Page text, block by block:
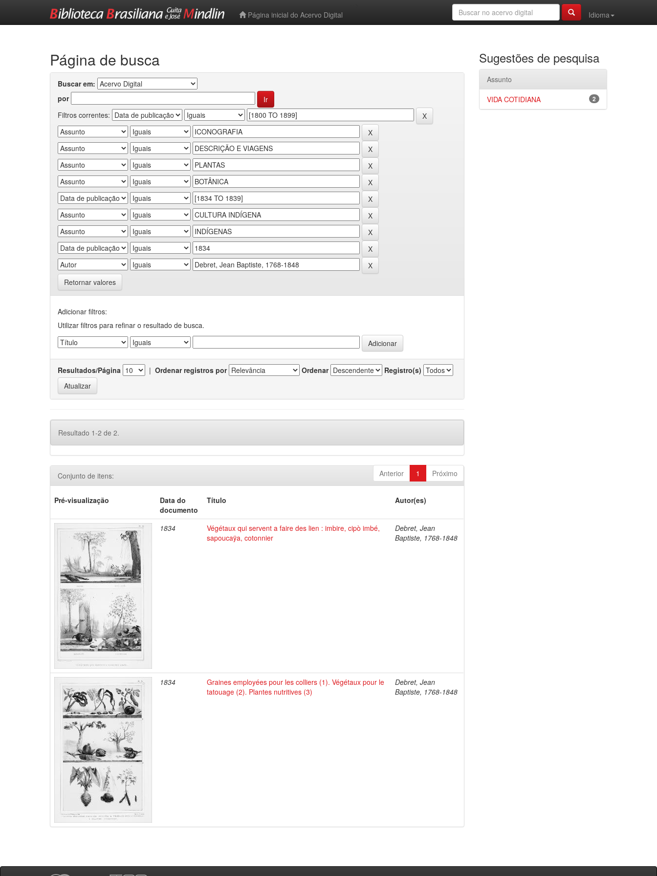
Página inicial do Acervo Digital
Idioma
Página de busca
Buscar em:
por
Filtros correntes:
Retornar valores
Adicionar filtros:
Utilizar filtros para refinar o resultado de busca.
Resultados/Página | Ordenar registros por Ordenar Registro(s)
Resultado 1-2 de 2.
Anterior 1 Próximo
Conjunto de itens:
Pré-visualização
Data do
documento
Título Autor(es)
1834
Végétaux qui servent a faire des lien : imbire, cipò imbé,
sapoucaÿa, cotonnier
Debret, Jean
Baptiste, 1768-1848
1834
Graines employées pour les colliers (1). Végétaux pour le
tatouage (2). Plantes nutritives (3)
Debret, Jean
Baptiste, 1768-1848
Sugestões de pesquisa
Assunto
2
VIDA COTIDIANA